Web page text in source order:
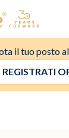
il tuo posto
REGISTRATI